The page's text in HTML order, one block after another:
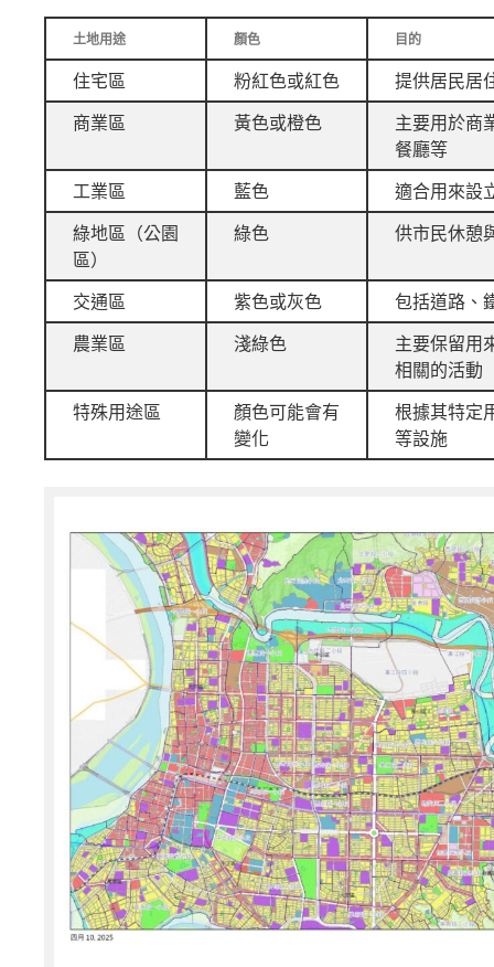
土地用途 顏色 目的
住宅區 粉紅色或紅色
提供居民居
商業區
黃色或橙色
主要用於商
餐廳等
工業區
藍色
適合用來設
綠地區（公園
區）
綠色 供市民休憩
交通區 紫色或灰色
包括道路、
農業區
淺綠色
主要保留用
相關的活動
特殊用途區
顏色可能會有
變化
根據其特定
等設施